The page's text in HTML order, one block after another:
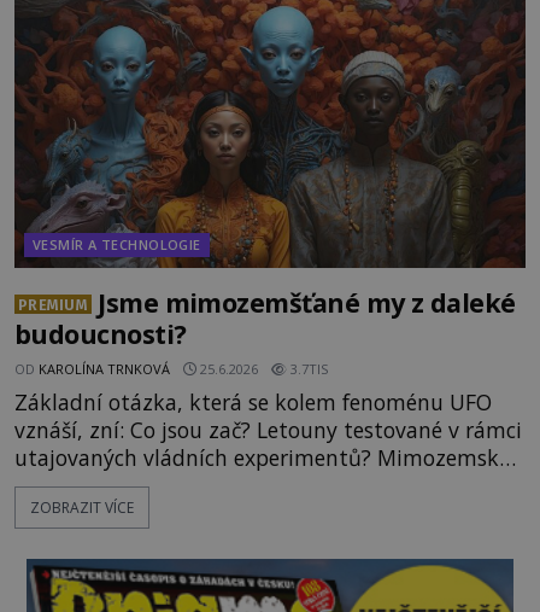
Právě nalezl ostatky dvou mimozemšťanů! Vědci
nad nálezem kroutí hlavou. Už na
VESMÍR A TECHNOLOGIE
PREMIUM
Jsme mimozemšťané my z daleké
budoucnosti?
OD KAROLÍNA TRNKOVÁ 25.6.2026 3.7TIS
Základní otázka, která se kolem fenoménu UFO
vznáší, zní: Co jsou zač? Letouny testované v rámci
utajovaných vládních experimentů? Mimozemské
vesmírné lodě plnící na Zemi nám neznámý úkol?
Skokani mezi dimenzemi, putující po mostech
možnostech již desítky let vzrušeně diskutují
vědci, ufologo
ZOBRAZIT VÍCE